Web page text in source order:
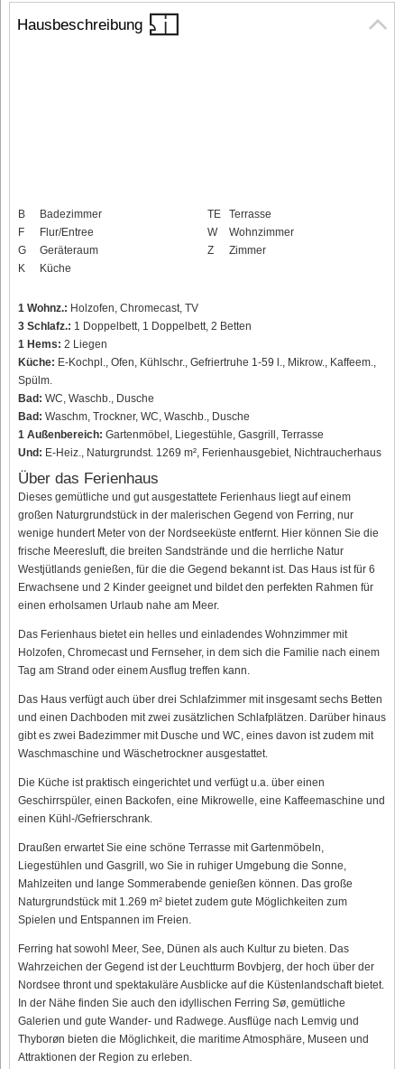
Hausbeschreibung
B
Badezimmer
F
Flur/Entree
G
Geräteraum
K
Küche
TE
Terrasse
W
Wohnzimmer
Z
Zimmer
1 Wohnz.: Holzofen, Chromecast, TV
3 Schlafz.: 1 Doppelbett, 1 Doppelbett, 2 Betten
1 Hems: 2 Liegen
Küche: E-Kochpl., Ofen, Kühlschr., Gefriertruhe 1-59 l., Mikrow., Kaffeem.,
Spülm.
Bad: WC, Waschb., Dusche
Bad: Waschm, Trockner, WC, Waschb., Dusche
1 Außenbereich: Gartenmöbel, Liegestühle, Gasgrill, Terrasse
Und: E-Heiz., Naturgrundst. 1269 m², Ferienhausgebiet, Nichtraucherhaus
Über das Ferienhaus
Dieses gemütliche und gut ausgestattete Ferienhaus liegt auf einem
großen Naturgrundstück in der malerischen Gegend von Ferring, nur
wenige hundert Meter von der Nordseeküste entfernt. Hier können Sie die
frische Meeresluft, die breiten Sandstrände und die herrliche Natur
Westjütlands genießen, für die die Gegend bekannt ist. Das Haus ist für 6
Erwachsene und 2 Kinder geeignet und bildet den perfekten Rahmen für
einen erholsamen Urlaub nahe am Meer.
Das Ferienhaus bietet ein helles und einladendes Wohnzimmer mit
Holzofen, Chromecast und Fernseher, in dem sich die Familie nach einem
Tag am Strand oder einem Ausflug treffen kann.
Das Haus verfügt auch über drei Schlafzimmer mit insgesamt sechs Betten
und einen Dachboden mit zwei zusätzlichen Schlafplätzen. Darüber hinaus
gibt es zwei Badezimmer mit Dusche und WC, eines davon ist zudem mit
Waschmaschine und Wäschetrockner ausgestattet.
Die Küche ist praktisch eingerichtet und verfügt u.a. über einen
Geschirrspüler, einen Backofen, eine Mikrowelle, eine Kaffeemaschine und
einen Kühl-/Gefrierschrank.
Draußen erwartet Sie eine schöne Terrasse mit Gartenmöbeln,
Liegestühlen und Gasgrill, wo Sie in ruhiger Umgebung die Sonne,
Mahlzeiten und lange Sommerabende genießen können. Das große
Naturgrundstück mit 1.269 m² bietet zudem gute Möglichkeiten zum
Spielen und Entspannen im Freien.
Ferring hat sowohl Meer, See, Dünen als auch Kultur zu bieten. Das
Wahrzeichen der Gegend ist der Leuchtturm Bovbjerg, der hoch über der
Nordsee thront und spektakuläre Ausblicke auf die Küstenlandschaft bietet.
In der Nähe finden Sie auch den idyllischen Ferring Sø, gemütliche
Galerien und gute Wander- und Radwege. Ausflüge nach Lemvig und
Thyborøn bieten die Möglichkeit, die maritime Atmosphäre, Museen und
Attraktionen der Region zu erleben.